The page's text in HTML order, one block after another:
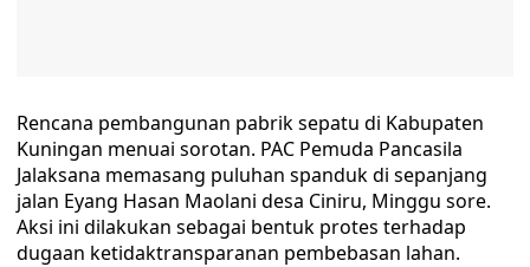
Rencana pembangunan pabrik sepatu di Kabupaten
Kuningan menuai sorotan. PAC Pemuda Pancasila
Jalaksana memasang puluhan spanduk di sepanjang
jalan Eyang Hasan Maolani desa Ciniru, Minggu sore.
Aksi ini dilakukan sebagai bentuk protes terhadap
dugaan ketidaktransparanan pembebasan lahan.